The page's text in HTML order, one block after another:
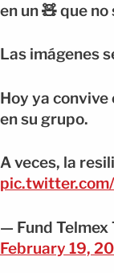
en un 🧸 que
Las imágenes
Hoy ya
en su grupo.
A veces, la
— Fund Telmex
February 19,